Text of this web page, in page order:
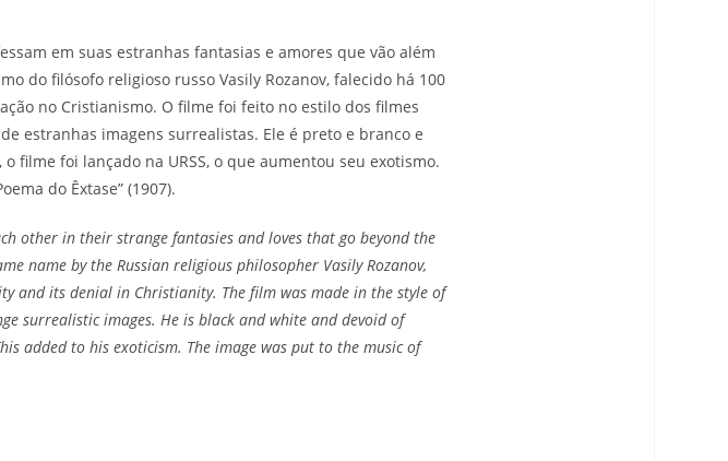
em suas estranhas fantasias e amores que vão além
do filósofo religioso russo Vasily Rozanov, falecido há 100
no Cristianismo. O filme foi feito no estilo dos filmes
estranhas imagens surrealistas. Ele é preto e branco e
filme foi lançado na URSS, o que aumentou seu exotismo.
do Êxtase” (1907).
other in their strange fantasies and loves that go beyond the
name by the Russian religious philosopher Vasily Rozanov,
and its denial in Christianity. The film was made in the style of
surrealistic images. He is black and white and devoid of
added to his exoticism. The image was put to the music of